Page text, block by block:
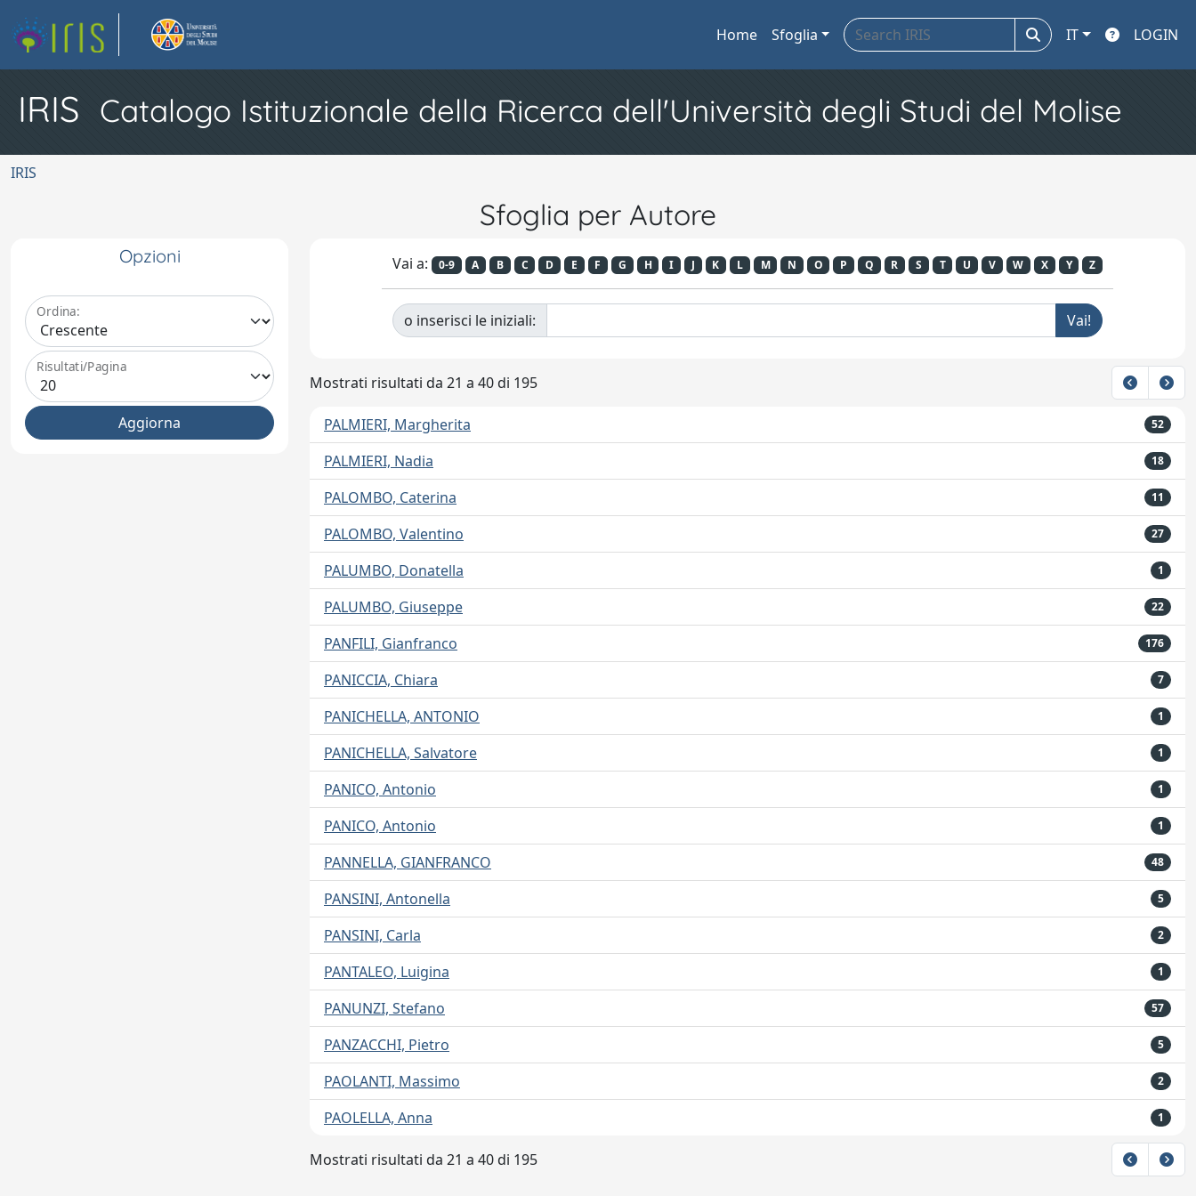
Home Sfoglia IT LOGIN
IRIS Catalogo Istituzionale della Ricerca dell'Università degli Studi del Molise
IRIS
Sfoglia per Autore
Opzioni
Ordina:
Risultati/Pagina
Vai a: 0-9 A B C D E F G H I J K L M N O P Q R S T U V W X Y Z
o inserisci le iniziali:
Mostrati risultati da 21 a 40 di 195
PALMIERI, Margherita 52
PALMIERI, Nadia 18
PALOMBO, Caterina 11
PALOMBO, Valentino 27
PALUMBO, Donatella 1
PALUMBO, Giuseppe 22
PANFILI, Gianfranco 176
PANICCIA, Chiara 7
PANICHELLA, ANTONIO 1
PANICHELLA, Salvatore 1
PANICO, Antonio 1
PANICO, Antonio 1
PANNELLA, GIANFRANCO 48
PANSINI, Antonella 5
PANSINI, Carla 2
PANTALEO, Luigina 1
PANUNZI, Stefano 57
PANZACCHI, Pietro 5
PAOLANTI, Massimo 2
PAOLELLA, Anna 1
Mostrati risultati da 21 a 40 di 195